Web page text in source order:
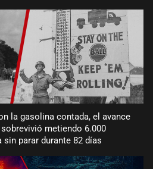
la gasolina contada, el avance
metiendo 6.000
parar durante 82 días